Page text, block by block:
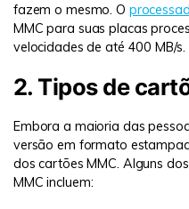
fazem o mesmo. O
MMC para suas placas
velocidades de até 400 MB/s.
2. Tipos de
Embora a maioria das
versão em formato
dos cartões MMC. Alguns
MMC incluem: